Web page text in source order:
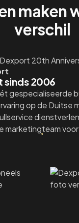
maken
verschil
sinds 2006
gespecialiseerde
op de Duitse
marketingteam voor